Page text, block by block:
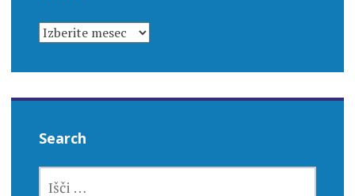
ARHIVI
Search